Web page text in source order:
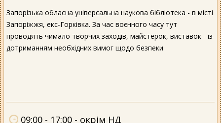
Запорізька обласна універсальна наукова бібліотека - в місті
Запоріжжя, екс-Горківка. За час воєнного часу тут
проводять чимало творчих заходів, майстерок, виставок - із
дотриманням необхідних вимог щодо безпеки
09:00 - 17:00 - окрім НД